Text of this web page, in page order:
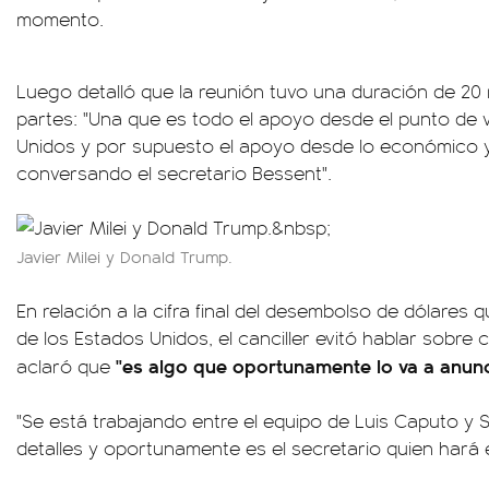
momento.
Luego detalló que la reunión tuvo una duración de
partes: "Una que es todo el apoyo desde el punto de
Unidos y por supuesto el apoyo desde lo económico
conversando el secretario Bessent".
Javier Milei y Donald Trump.
En relación a la cifra final del desembolso de dólares
de los Estados Unidos, el canciller evitó hablar sobre
aclaró que "es algo que oportunamente lo va a
"Se está trabajando entre el equipo de Luis Caputo y
detalles y oportunamente es el secretario quien hará